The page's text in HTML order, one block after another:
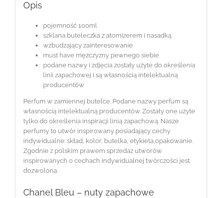
Opis
pojemność 100ml
szklana buteleczka z atomizerem i nasadką
wzbudzający zainteresowanie
must have mężczyzny pewnego siebie
podane nazwy i zdjęcia zostały użyte do określenia
linii zapachowej i są własnością intelektualną
producentów
Perfum w zamiennej butelce. Podane nazwy perfum są
własnością intelektualną producentów. Zostały one użyte
tylko do określenia inspiracji linią zapachową. Nasze
perfumy to utwór inspirowany posiadający cechy
indywidualne: skład, kolor, butelka, etykieta,opakowanie.
Zgodnie z polskim prawem sprzedaż utworów
inspirowanych o cechach indywidualnej twórczości jest
dozwolona.
Chanel Bleu – nuty zapachowe